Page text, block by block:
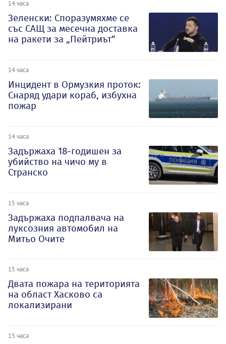
14 часа
Зеленски: Споразумяхме се
със САЩ за месечна доставка
на ракети за „Пейтриът“
14 часа
Инцидент в Ормузкия проток:
Снаряд удари кораб, избухна
пожар
14 часа
Задържаха 18-годишен за
убийство на чичо му в
Странско
15 часа
Задържаха подпалвача на
луксозния автомобил на
Митьо Очите
15 часа
Двата пожара на територията
на област Хасково са
локализирани
15 часа